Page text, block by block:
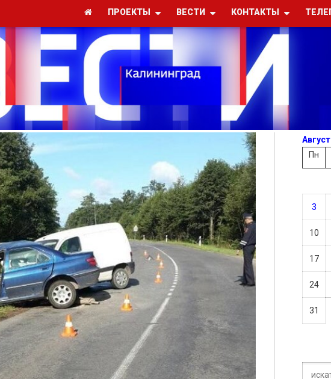
ПРОЕКТЫ ВЕСТИ КОНТАКТЫ
Пн
3
10
17
24
31